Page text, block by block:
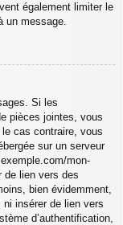
également limiter le
un message.
Si les
pièces jointes, vous
cas contraire, vous
sur un serveur
mon-
de lien vers des
bien évidemment,
insérer de lien vers
d’authentification,